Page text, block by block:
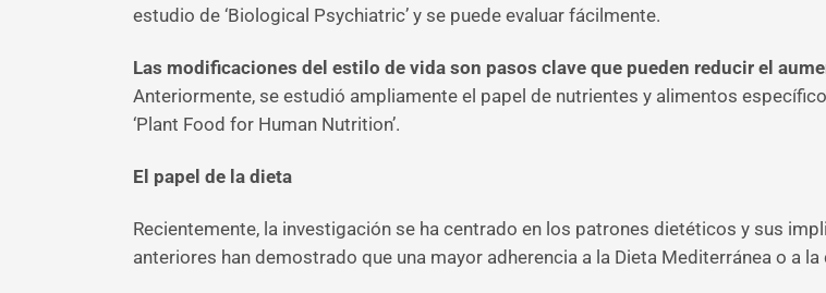
estudio de ‘Biological Psychiatric’ y se puede evaluar fácilmente.
Las modificaciones del estilo de vida son pasos clave que pueden reducir el
Anteriormente, se estudió ampliamente el papel de nutrientes y alimentos
‘Plant Food for Human Nutrition’.
El papel de la dieta
Recientemente, la investigación se ha centrado en los patrones dietéticos y sus
anteriores han demostrado que una mayor adherencia a la Dieta Mediterránea o a